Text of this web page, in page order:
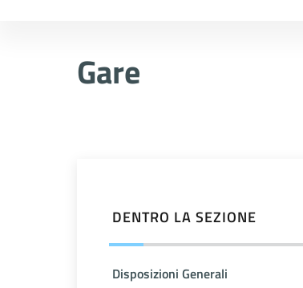
Gare
DENTRO LA SEZIONE
Disposizioni Generali